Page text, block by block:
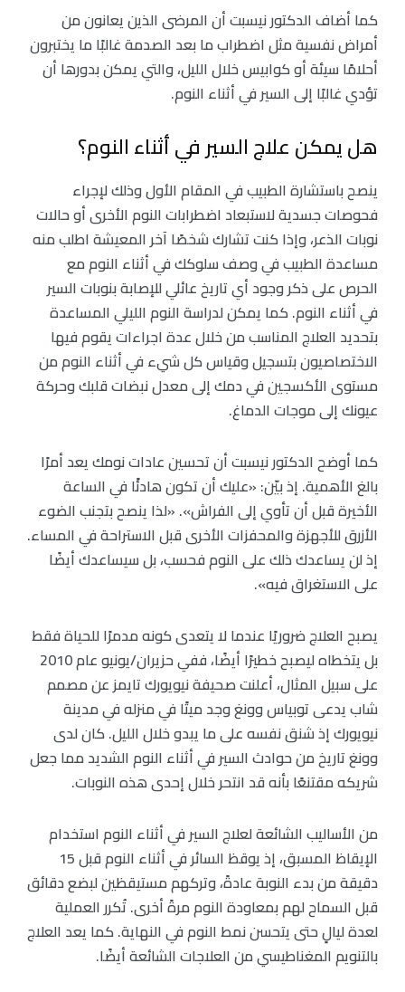
كما أضاف الدكتور نيسبت أن المرضى الذين يعانون من
أمراض نفسية مثل اضطراب ما بعد الصدمة غالبًا ما يختبرون
أحلامًا سيئة أو كوابيس خلال الليل، والتي يمكن بدورها أن
تؤدي غالبًا إلى السير في أثناء النوم.
هل يمكن علاج السير في أثناء النوم؟
ينصح باستشارة الطبيب في المقام الأول وذلك لإجراء
فحوصات جسدية لاستبعاد اضطرابات النوم الأخرى أو حالات
نوبات الذعر، وإذا كنت تشارك شخصًا آخر المعيشة اطلب منه
مساعدة الطبيب في وصف سلوكك في أثناء النوم مع
الحرص على ذكر وجود أي تاريخ عائلي للإصابة بنوبات السير
في أثناء النوم. كما يمكن لدراسة النوم الليلي المساعدة
بتحديد العلاج المناسب من خلال عدة اجراءات يقوم فيها
الاختصاصيون بتسجيل وقياس كل شيء في أثناء النوم من
مستوى الأكسجين في دمك إلى معدل نبضات قلبك وحركة
عيونك إلى موجات الدماغ.
كما أوضح الدكتور نيسبت أن تحسين عادات نومك يعد أمرًا
بالغ الأهمية. إذ بيّن: «عليك أن تكون هادئًا في الساعة
الأخيرة قبل أن تأوي إلى الفراش». «لذا ينصح بتجنب الضوء
الأزرق للأجهزة والمحفزات الأخرى قبل الاستراحة في المساء.
إذ لن يساعدك ذلك على النوم فحسب، بل سيساعدك أيضًا
على الاستغراق فيه».
يصبح العلاج ضروريًا عندما لا يتعدى كونه مدمرًا للحياة فقط
بل يتخطاه ليصبح خطيرًا أيضًا، ففي حزيران/يونيو عام 2010
على سبيل المثال، أعلنت صحيفة نيويورك تايمز عن مصمم
شاب يدعى توبياس وونغ وجد ميتًا في منزله في مدينة
نيويورك إذ شنق نفسه على ما يبدو خلال الليل. كان لدى
وونغ تاريخ من حوادث السير في أثناء النوم الشديد مما جعل
شريكه مقتنعًا بأنه قد انتحر خلال إحدى هذه النوبات.
من الأساليب الشائعة لعلاج السير في أثناء النوم استخدام
الإيقاظ المسبق، إذ يوقظ السائر في أثناء النوم قبل 15
دقيقة من بدء النوبة عادةً، وتركهم مستيقظين لبضع دقائق
قبل السماح لهم بمعاودة النوم مرةً أخرى. تُكرر العملية
لعدة ليالٍ حتى يتحسن نمط النوم في النهاية. كما يعد العلاج
بالتنويم المغناطيسي من العلاجات الشائعة أيضًا.